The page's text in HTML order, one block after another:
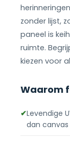
zonder lijst,
paneel is
ruimte.
kiezen voor
Waarom
✔Levendige
dan